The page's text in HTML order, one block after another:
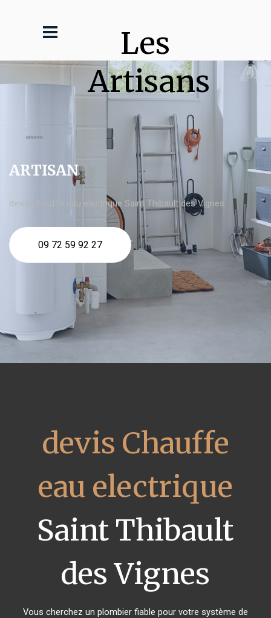
Les
Artisans
ARTISAN
devis Chauffe eau electrique Saint Thibault des Vignes
09 72 59 92 27
devis Chauffe
eau electrique
Saint Thibault
des Vignes
Vous cherchez un plombier fiable pour votre système de